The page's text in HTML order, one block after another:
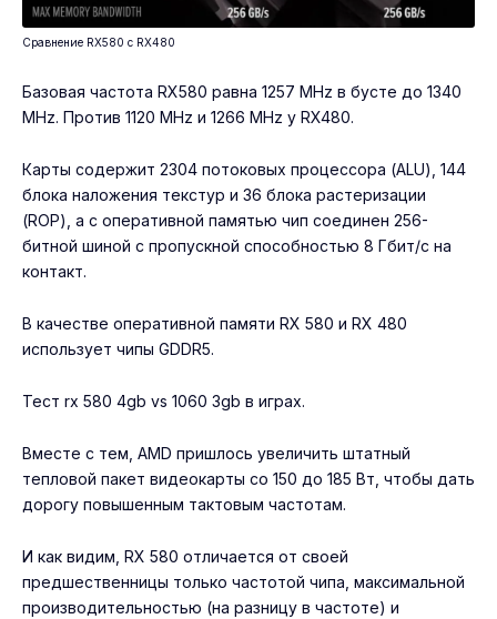
Сравнение RX580 с RX480
Базовая частота RX580 равна 1257 MHz в бусте до 1340
MHz. Против 1120 MHz и 1266 MHz у RX480.
Карты содержит 2304 потоковых процессора (ALU), 144
блока наложения текстур и 36 блока растеризации
(ROP), а с оперативной памятью чип соединен 256-
битной шиной с пропускной способностью 8 Гбит/с на
контакт.
В качестве оперативной памяти RX 580 и RX 480
использует чипы GDDR5.
Тест rx 580 4gb vs 1060 3gb в играх.
Вместе с тем, AMD пришлось увеличить штатный
тепловой пакет видеокарты со 150 до 185 Вт, чтобы дать
дорогу повышенным тактовым частотам.
И как видим, RX 580 отличается от своей
предшественницы только частотой чипа, максимальной
производительностью (на разницу в частоте) и